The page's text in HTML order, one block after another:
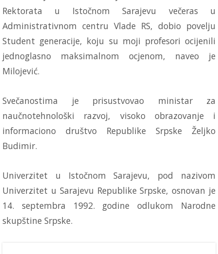
Rektorata u Istočnom Sarajevu večeras u
Administrativnom centru Vlade RS, dobio povelju
Student generacije, koju su moji profesori ocijenili
jednoglasno maksimalnom ocjenom, naveo je
Milojević.
Svečanostima je prisustvovao ministar za
naučnotehnološki razvoj, visoko obrazovanje i
informaciono društvo Republike Srpske Željko
Budimir.
Univerzitet u Istočnom Sarajevu, pod nazivom
Univerzitet u Sarajevu Republike Srpske, osnovan je
14. septembra 1992. godine odlukom Narodne
skupštine Srpske.